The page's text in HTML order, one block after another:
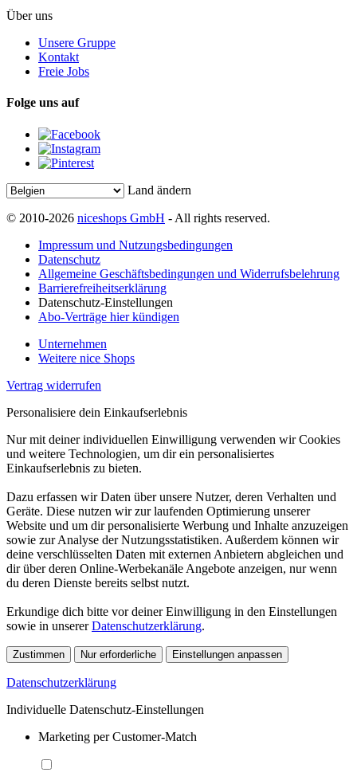
Über uns
Unsere Gruppe
Kontakt
Freie Jobs
Folge uns auf
Land ändern
© 2010-2026 niceshops GmbH - All rights reserved.
Impressum und Nutzungsbedingungen
Datenschutz
Allgemeine Geschäftsbedingungen und Widerrufsbelehrung
Barrierefreiheitserklärung
Datenschutz-Einstellungen
Abo-Verträge hier kündigen
Unternehmen
Weitere nice Shops
Vertrag widerrufen
Personalisiere dein Einkaufserlebnis
Nur mit deiner individuellen Einwilligung verwenden wir Cookies
und weitere Technologien, um dir ein personalisiertes
Einkaufserlebnis zu bieten.
Dazu erfassen wir Daten über unsere Nutzer, deren Verhalten und
Geräte. Diese nutzen wir zur laufenden Optimierung unserer
Website und um dir personalisierte Werbung und Inhalte anzuzeigen
sowie zur Analyse der Nutzungsstatistiken. Außerdem können wir
deine verschlüsselten Daten mit externen Anbietern abgleichen und
dir über deren Online-Werbekanäle Angebote anzeigen, nur wenn
du deren Dienste bereits selbst nutzt.
Erkundige dich bitte vor deiner Einwilligung in den Einstellungen
sowie in unsererDatenschutzerklärung.
Zustimmen Nur erforderliche Einstellungen anpassen
Datenschutzerklärung
Individuelle Datenschutz-Einstellungen
Marketing per Customer-Match